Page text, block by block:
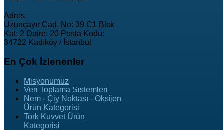
Adres:
Uzunçayır Cad. No: 39 C1 Blok
Kat: 2 Daire: 20 Posta Kodu:
34722 Kadıköy / İstanbul
En Çok İzlenenler
Misyonumuz
Veri Toplama Sistemleri
Nem - Çiy Noktası - Oksijen
Ürün Kategorisi
Tork Kuvvet Ürün
Kategorisi